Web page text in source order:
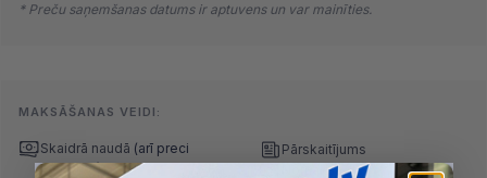
* Preču saņemšanas datums ir aptuvens un var mainīties.
MAKSĀŠANAS VEIDI:
Skaidrā naudā (arī preci
saņemot)
Pārskaitījums
Nomaksa